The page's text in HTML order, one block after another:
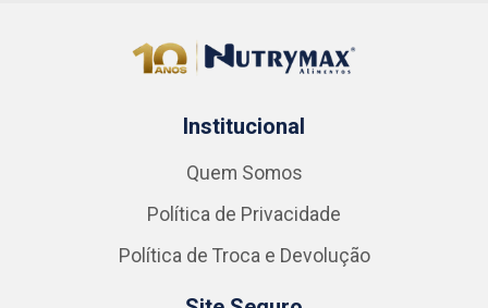
Institucional
Quem Somos
Política de Privacidade
Política de Troca e Devolução